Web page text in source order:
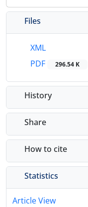
Files
XML
PDF
296.54 K
History
Share
How to cite
Statistics
Article View